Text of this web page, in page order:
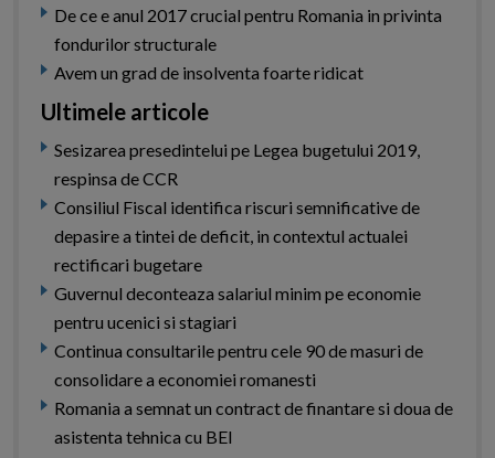
De ce e anul 2017 crucial pentru Romania in privinta
fondurilor structurale
Avem un grad de insolventa foarte ridicat
Ultimele articole
Sesizarea presedintelui pe Legea bugetului 2019,
respinsa de CCR
Consiliul Fiscal identifica riscuri semnificative de
depasire a tintei de deficit, in contextul actualei
rectificari bugetare
Guvernul deconteaza salariul minim pe economie
pentru ucenici si stagiari
Continua consultarile pentru cele 90 de masuri de
consolidare a economiei romanesti
Romania a semnat un contract de finantare si doua de
asistenta tehnica cu BEI